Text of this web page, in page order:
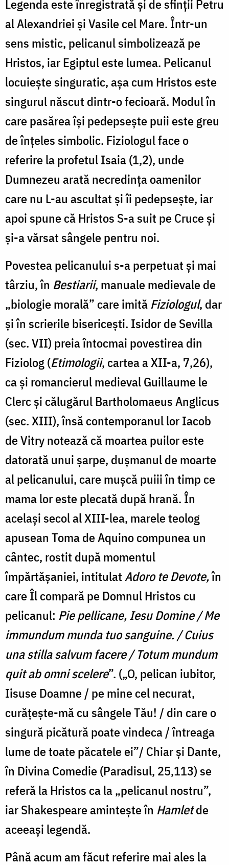
Legenda este înregistrată și de sfinții Petru
al Alexandriei și Vasile cel Mare. Într-un
sens mistic, pelicanul simbolizează pe
Hristos, iar Egiptul este lumea. Pelicanul
locuiește singuratic, așa cum Hristos este
singurul născut dintr-o fecioară. Modul în
care pasărea își pedepsește puii este greu
de înțeles simbolic. Fiziologul face o
referire la profetul Isaia (1,2), unde
Dumnezeu arată necredința oamenilor
care nu L-au ascultat și îi pedepsește, iar
apoi spune că Hristos S-a suit pe Cruce și
și-a vărsat sângele pentru noi.
Povestea pelicanului s-a perpetuat și mai
târziu, în Bestiarii, manuale medievale de
„biologie morală” care imită Fiziologul, dar
și în scrierile bisericești. Isidor de Sevilla
(sec. VII) preia întocmai povestirea din
Fiziolog (Etimologii, cartea a XII-a, 7,26),
ca și romancierul medieval Guillaume le
Clerc și călugărul Bartholomaeus Anglicus
(sec. XIII), însă contemporanul lor Iacob
de Vitry notează că moartea puilor este
datorată unui șarpe, dușmanul de moarte
al pelicanului, care mușcă puiii în timp ce
mama lor este plecată după hrană. În
același secol al XIII-lea, marele teolog
apusean Toma de Aquino compunea un
cântec, rostit după momentul
împărtășaniei, intitulatAdoro te Devote,în
care Îl compară pe Domnul Hristos cu
pelicanul: Pie pellicane, Iesu Domine / Me
immundum munda tuo sanguine. / Cuius
una stilla salvum facere / Totum mundum
quit ab omni scelere”. („O, pelican iubitor,
Iisuse Doamne / pe mine cel necurat,
curățește-mă cu sângele Tău! / din care o
singură picătură poate vindeca / întreaga
lume de toate păcatele ei”/ Chiar și Dante,
în Divina Comedie (Paradisul, 25,113) se
referă la Hristos ca la „pelicanul nostru”,
iar Shakespeare amintește în Hamletde
aceeași legendă.
Până acum am făcut referire mai ales la